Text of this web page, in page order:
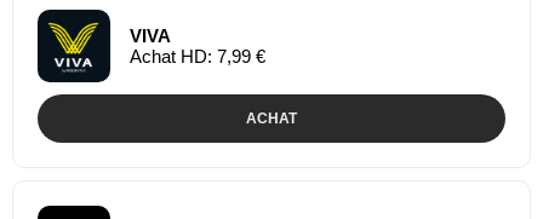
VIVA
Achat HD: 7,99 €
ACHAT